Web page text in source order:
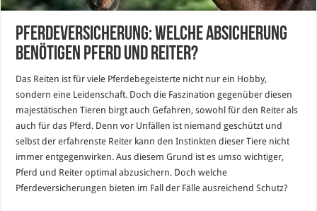
Pferdeversicherung: Welche Absicherung
benötigen Pferd und Reiter?
Das Reiten ist für viele Pferdebegeisterte nicht nur ein Hobby,
sondern eine Leidenschaft. Doch die Faszination gegenüber diesen
majestätischen Tieren birgt auch Gefahren, sowohl für den Reiter als
auch für das Pferd. Denn vor Unfällen ist niemand geschützt und
selbst der erfahrenste Reiter kann den Instinkten dieser Tiere nicht
immer entgegenwirken. Aus diesem Grund ist es umso wichtiger,
Pferd und Reiter optimal abzusichern. Doch welche
Pferdeversicherungen bieten im Fall der Fälle ausreichend Schutz?